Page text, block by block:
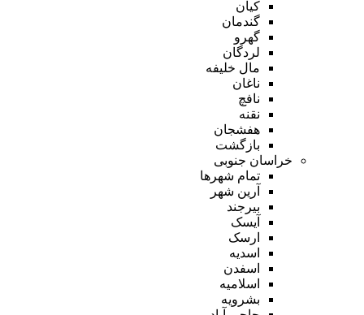
کیان
گندمان
گهرو
لردگان
مال خلیفه
ناغان
نافچ
نقنه
هفشجان
بازگشت
خراسان جنوبی
تمام شهر‌ها
آرین شهر
بیرجند
آیسک
ارسک
اسدیه
اسفدن
اسلامیه
بشرویه